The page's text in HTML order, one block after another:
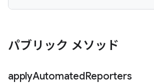
パブリック メソッド
applyAutomatedReporters